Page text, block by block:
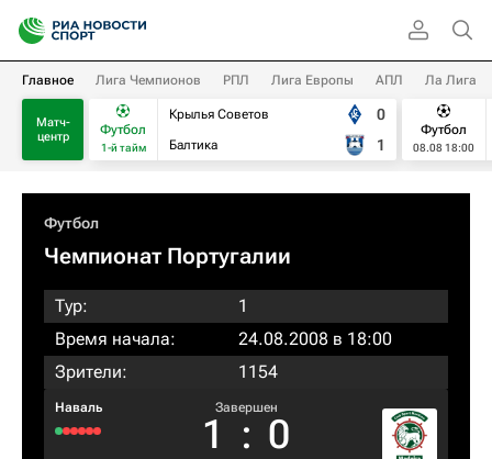
Главное Лига Чемпионов РПЛ Лига Европы АПЛ Ла Лига
Матч-
центр
Футбол
1-й тайм
Крылья Советов
Балтика
0
1
Футбол
08.08 18:00
Футбол
Чемпионат Португалии
Тур:
1
Время начала:
24.08.2008 в 18:00
Зрители:
1154
Наваль Завершен
1 : 0